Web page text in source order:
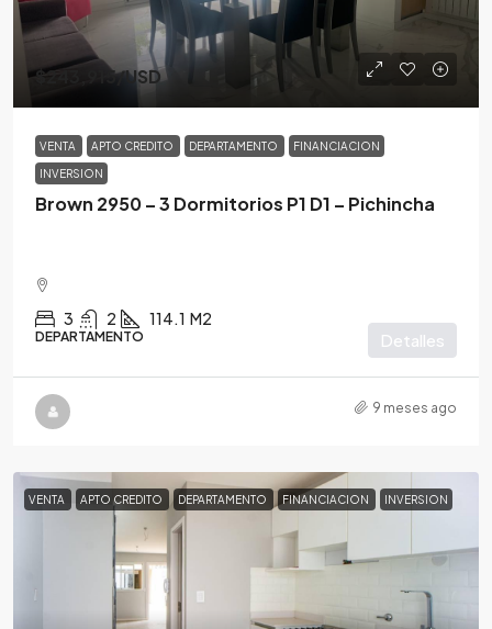
$243,915/USD
VENTA APTO CREDITO DEPARTAMENTO FINANCIACION
INVERSION
Brown 2950 – 3 Dormitorios P1 D1 – Pichincha
3 2 114.1 M2
DEPARTAMENTO Detalles
9 meses ago
VENTA APTO CREDITO DEPARTAMENTO FINANCIACION INVERSION